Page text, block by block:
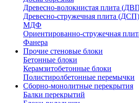
Древесно-волокнистая плита
Древесно-стружечная плита (ДСП)
МДФ
Ориентированно-стружечная
Фанера
Прочие стеновые блоки
Бетонные блоки
Керамзитобетонные блоки
Полистиролбетонные перемычки
Сборно-монолитные перекрытия
Балки перекрытий